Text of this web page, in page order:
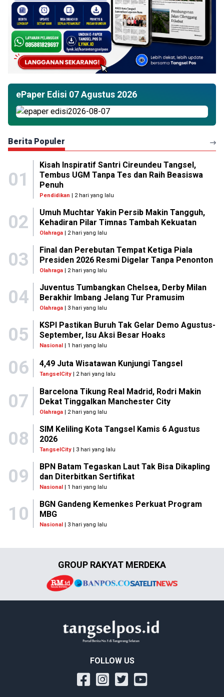
ePaper Edisi 07 Agustus 2026
Berita Populer
01
Kisah Inspiratif Santri Cireundeu Tangsel,
Tembus UGM Tanpa Tes dan Raih Beasiswa
Penuh
Pendidikan | 2 hari yang lalu
02
Umuh Muchtar Yakin Persib Makin Tangguh,
Kehadiran Pilar Timnas Tambah Kekuatan
Olahraga| 2 hari yang lalu
03
Final dan Perebutan Tempat Ketiga Piala
Presiden 2026 Resmi Digelar Tanpa Penonton
Olahraga| 2 hari yang lalu
04
Juventus Tumbangkan Chelsea, Derby Milan
Berakhir Imbang Jelang Tur Pramusim
Olahraga| 3 hari yang lalu
05
KSPI Pastikan Buruh Tak Gelar Demo Agustus-
September, Isu Aksi Besar Hoaks
Nasional| 1 hari yang lalu
06 4,49 Juta Wisatawan Kunjungi Tangsel
TangselCity | 2 hari yang lalu
07
Barcelona Tikung Real Madrid, Rodri Makin
Dekat Tinggalkan Manchester City
Olahraga| 2 hari yang lalu
08
SIM Keliling Kota Tangsel Kamis 6 Agustus
2026
TangselCity| 3 hari yang lalu
09
BPN Batam Tegaskan Laut Tak Bisa Dikapling
dan Diterbitkan Sertifikat
Nasional| 1 hari yang lalu
10
BGN Gandeng Kemenkes Perkuat Program
MBG
Nasional| 3 hari yang lalu
GROUP RAKYAT MERDEKA
FOLLOW US